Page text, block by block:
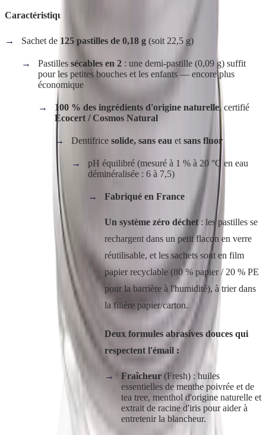
Caractéristiques officielles :
Sachet de 125 pastilles de 0,18 g (soit 22,5 g)
Pastilles sécables en 2 : une demi-pastille (0,09 g) suffit
pour les petites bouches et les enfants — encore plus
économique
100 % des ingrédients d'origine naturelle, certifié
Ecocert / Cosmos Natural
Dentifrice solide, sans eau et sans fluor
pH équilibré (mesuré à 1 % à 20 °C en eau
déminéralisée : 6 à 7,5)
Fabriqué en France
Un système zéro déchet: les pastilles se
rechargent dans un petit flacon en verre
réutilisable, et les sachets sont en film
papier recyclable (80 % papier / 20 % PE
pour la barrière à l'humidité), à trier dans
la filière papier/carton.
Deux formules abrasives douces qui
respectent l'émail :
Fraîcheur (Fresh) : huiles
essentielles de menthe poivrée et de
tea tree, menthol d'origine naturelle et
extrait de racine d'iris pour aider à
entretenir la blancheur.